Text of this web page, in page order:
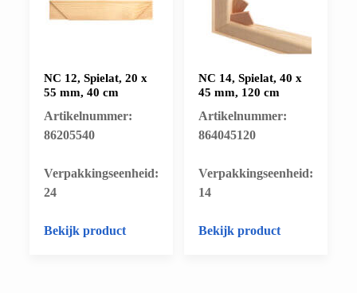
NC 12, Spielat, 20 x
55 mm, 40 cm
Artikelnummer:
86205540
​Verpakkingseenheid:
24
Bekijk product
NC 14, Spielat, 40 x
45 mm, 120 cm
Artikelnummer:
864045120
​Verpakkingseenheid:
14
Bekijk product